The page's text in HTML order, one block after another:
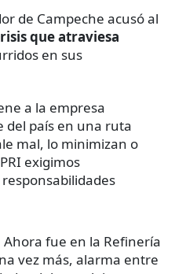
de Campeche acusó al
que atraviesa
en sus
a la empresa
del país en una ruta
mal, lo minimizan o
exigimos
Ahora fue en la Refinería
vez más, alarma entre